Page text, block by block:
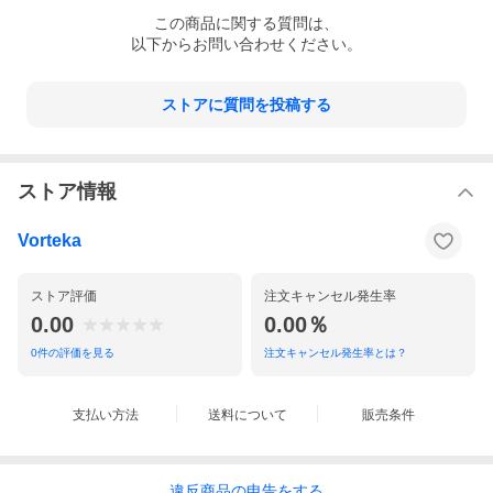
この商品に関する質問は、
以下からお問い合わせください。
ストアに質問を投稿する
ストア情報
Vorteka
ストア評価
0.00
0件の評価を見る
注文キャンセル発生率
0.00％
注文キャンセル発生率とは？
支払い方法 送料について 販売条件